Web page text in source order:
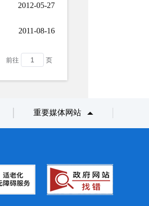
2012-05-27
2011-08-16
前往 页
重要媒体网站